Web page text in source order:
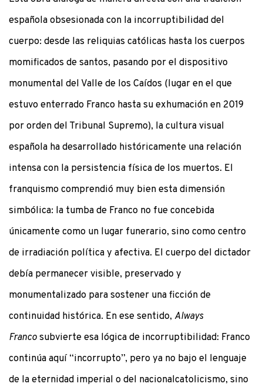
española obsesionada con la incorruptibilidad del
cuerpo: desde las reliquias católicas hasta los cuerpos
momificados de santos, pasando por el dispositivo
monumental del Valle de los Caídos (lugar en el que
estuvo enterrado Franco hasta su exhumación en 2019
por orden del Tribunal Supremo), la cultura visual
española ha desarrollado históricamente una relación
intensa con la persistencia física de los muertos. El
franquismo comprendió muy bien esta dimensión
simbólica: la tumba de Franco no fue concebida
únicamente como un lugar funerario, sino como centro
de irradiación política y afectiva. El cuerpo del dictador
debía permanecer visible, preservado y
monumentalizado para sostener una ficción de
continuidad histórica. En ese sentido, Always
Francosubvierte esa lógica de incorruptibilidad: Franco
continúa aquí “incorrupto”, pero ya no bajo el lenguaje
de la eternidad imperial o del nacionalcatolicismo, sino